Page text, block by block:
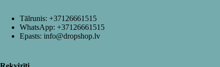
Tālrunis: +37126661515
WhatsApp: +37126661515
Epasts: info@dropshop.lv